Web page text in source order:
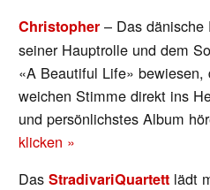
Christopher – Das
seiner Hauptrolle und dem
«A Beautiful Life»
weichen Stimme direkt ins
und persönlichstes Album
klicken »
DasStradivariQuartett lädt